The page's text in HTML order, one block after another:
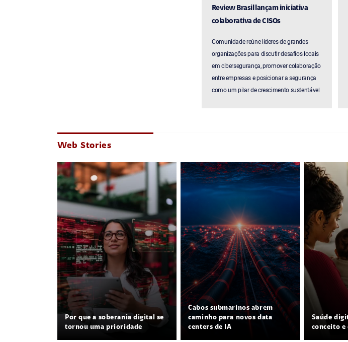
Review Brasil lançam iniciativa
colaborativa de CISOs
Comunidade reúne líderes de grandes
organizações para discutir desafios locais
em cibersegurança, promover colaboração
entre empresas e posicionar a segurança
como um pilar de crescimento sustentável
Web Stories
Por que a soberania digital se
tornou uma prioridade
Cabos submarinos abrem
caminho para novos data
centers de IA
Saúde
conceito e